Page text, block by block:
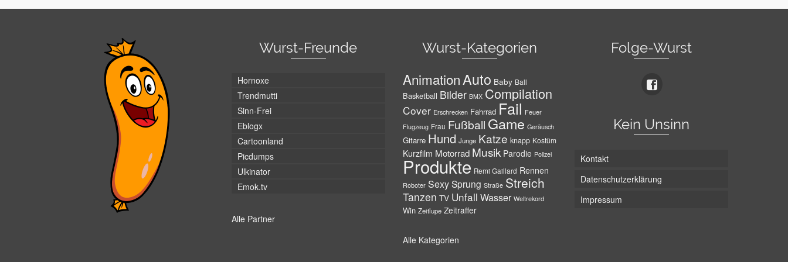
Wurst-Freunde
Hornoxe
Trendmutti
Sinn-Frei
Eblogx
Cartoonland
Picdumps
Ulkinator
Emok.tv
Alle Partner
Wurst-Kategorien
AnimationAuto Baby Ball
Basketball Bilder BMX Compilation
Cover Erschrecken Fahrrad Fail Feuer
Flugzeug Frau Fußball Game Geräusch
Gitarre Hund Junge Katze knapp Kostüm
Kurzfilm Motorrad Musik Parodie Polizei
Produkte Remi Gaillard Rennen
Roboter SexySprung Straße Streich
Tanzen TV Unfall Wasser Weltrekord
Win Zeitlupe Zeitraffer
Alle Kategorien
Folge-Wurst
Kein Unsinn
Kontakt
Datenschutzerklärung
Impressum